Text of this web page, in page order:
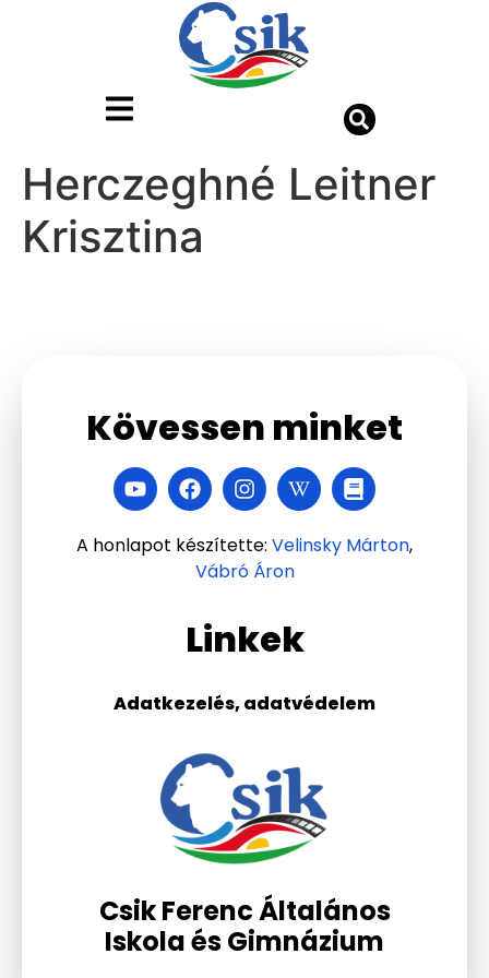
Herczeghné Leitner
Krisztina
Csik Ferenc Általános
Iskola és Gimnázium
Linkek
Adatkezelés, adatvédelem
Kövessen minket
A honlapot készítette: Velinsky Márton,
Vábró Áron